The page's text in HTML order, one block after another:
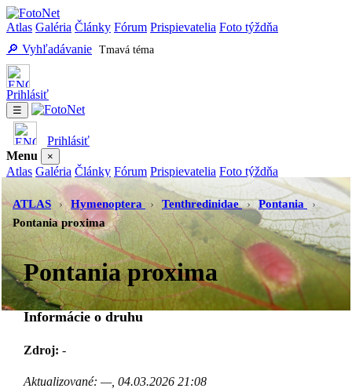
Atlas Galéria Články Fórum Prispievatelia Foto týždňa
🔎 Vyhľadávanie Tmavá téma
Prihlásiť
☰
Prihlásiť
Menu
×
Atlas Galéria Články Fórum Prispievatelia Foto týždňa
Vyhľadávanie Tmavá téma
ATLAS › Hymenoptera › Tenthredinidae › Pontania
›
Pontania proxima
Pontania proxima
Informácie o druhu
Zdroj: -
Aktualizované: —, 04.03.2026 21:08